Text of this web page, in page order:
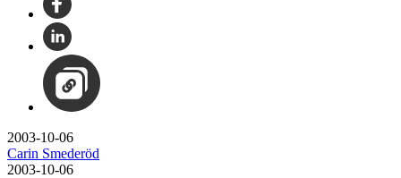
2003-10-06
Carin Smederöd
2003-10-06